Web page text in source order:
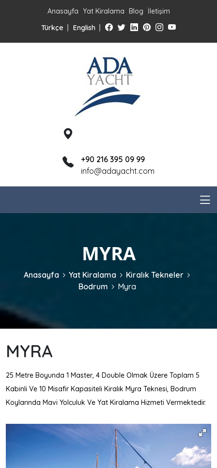
Anasayfa Yat Kiralama Blog İletişim
Türkçe English
+90 216 395 09 99
info@adayacht.com
MYRA
Anasayfa Yat Kiralama
Kiralık Tekneler
Bodrum
Myra
MYRA
25 Metre Boyunda 1 Master, 4 Double Olmak Üzere Toplam 5
Kabinli Ve 10 Misafir Kapasiteli Kiralık Myra Teknesi, Bodrum
Koylarında Mavi Yolculuk Ve Yat Kiralama Hizmeti Vermektedir.